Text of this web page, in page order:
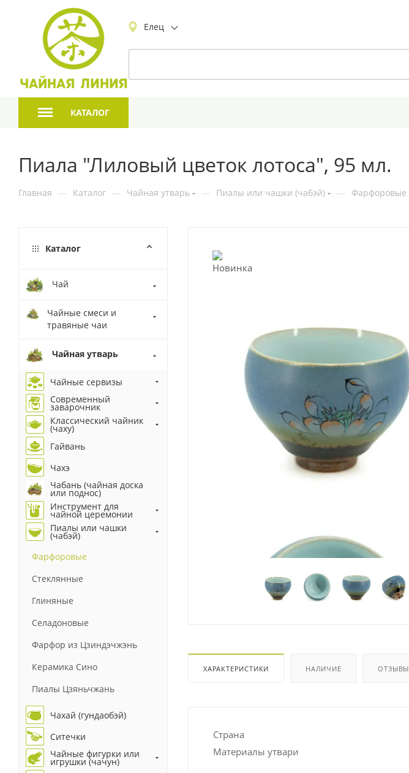
Елец
КАТАЛОГ
Пиала "Лиловый цветок лотоса", 95 мл.
Главная — Каталог — Чайная утварь — Пиалы или чашки (чабэй) — Фарфоровые
ХАРАКТЕРИСТИКИ НАЛИЧИЕ ОТЗЫВЫ
Страна
Материалы утвари
Каталог
Чай
Чайные смеси и
травяные чаи
Чайная утварь
Чайные сервизы
Современный
заварочник
Классический чайник
(чаху)
Гайвань
Чахэ
Чабань (чайная доска
или поднос)
Инструмент для
чайной церемонии
Пиалы или чашки
(чабэй)
Фарфоровые
Стеклянные
Глиняные
Селадоновые
Фарфор из Цзиндэчжэнь
Керамика Сино
Пиалы Цзяньчжань
Чахай (гундаобэй)
Ситечки
Чайные фигурки или
игрушки (чачун)